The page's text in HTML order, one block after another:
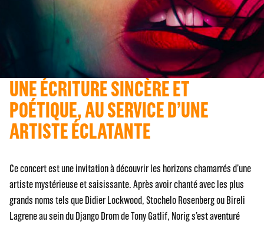
UNE ÉCRITURE SINCÈRE ET
POÉTIQUE, AU SERVICE D’UNE
ARTISTE ÉCLATANTE
Ce concert est une invitation à découvrir les horizons chamarrés d’une
artiste mystérieuse et saisissante. Après avoir chanté avec les plus
grands noms tels que Didier Lockwood, Stochelo Rosenberg ou Bireli
Lagrene au sein du Django Drom de Tony Gatlif, Norig s’est aventuré